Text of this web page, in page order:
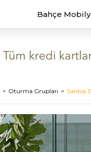
Bahçe
Oturma Grupları Santos